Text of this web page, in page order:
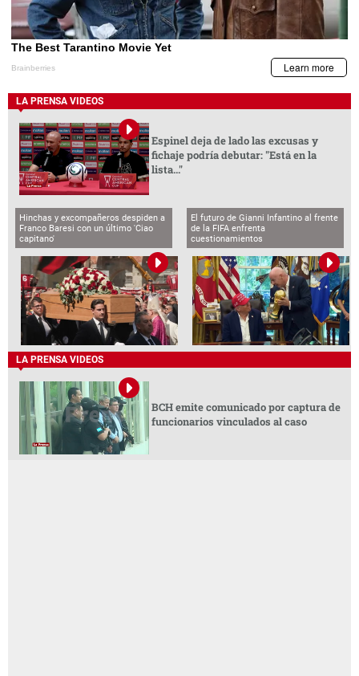
LA PRENSA VIDEOS
Espinel deja de lado las excusas y
fichaje podría debutar: "Está en la
lista..."
Hinchas y excompañeros despiden a
Franco Baresi con un último 'Ciao
capitano'
El futuro de Gianni Infantino al frente
de la FIFA enfrenta
cuestionamientos
LA PRENSA VIDEOS
BCH emite comunicado por captura de
funcionarios vinculados al caso